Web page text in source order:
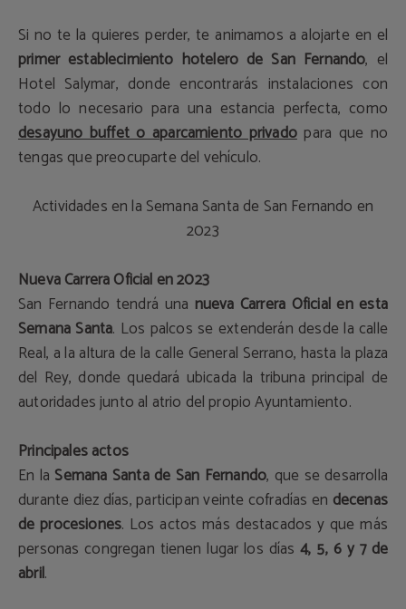
Si no te la quieres perder, te animamos a alojarte en el
primer establecimiento hotelero de San Fernando, el
Hotel Salymar, donde encontrarás instalaciones con
todo lo necesario para una estancia perfecta, como
desayuno buffet o aparcamiento privadopara que no
tengas que preocuparte del vehículo.
Actividades en la Semana Santa de San Fernando en
2023
Nueva Carrera Oficial en 2023
San Fernando tendrá una nueva Carrera Oficial en esta
Semana Santa. Los palcos se extenderán desde la calle
Real, a la altura de la calle General Serrano, hasta la plaza
del Rey, donde quedará ubicada la tribuna principal de
autoridades junto al atrio del propio Ayuntamiento.
Principales actos
En la Semana Santa de San Fernando, que se desarrolla
durante diez días, participan veinte cofradías en decenas
de procesiones. Los actos más destacados y que más
personas congregan tienen lugar los días4, 5, 6 y 7 de
abril.